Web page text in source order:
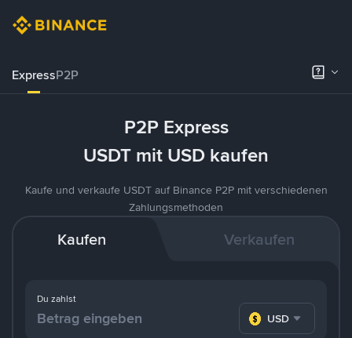
ExpressP2P
P2P Express
USDT mit USD kaufen
Kaufe und verkaufe USDT auf Binance P2P mit verschiedenen
Zahlungsmethoden
Kaufen Verkaufen
Du zahlst
USD